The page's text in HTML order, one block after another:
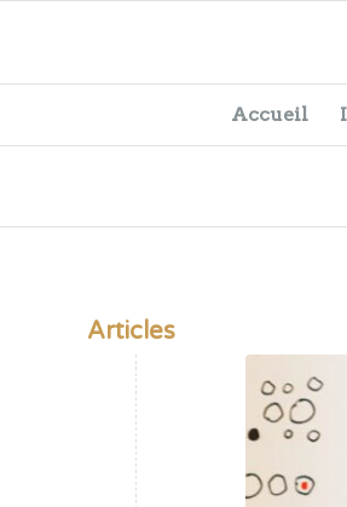
Accueil
Articles